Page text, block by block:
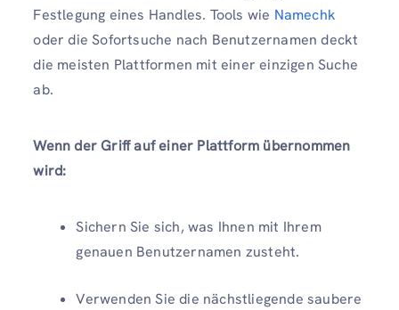
Festlegung eines Handles. Tools wie Namechk
oder die Sofortsuche nach Benutzernamen deckt
die meisten Plattformen mit einer einzigen Suche
ab.
Wenn der Griff auf einer Plattform übernommen
wird:
Sichern Sie sich, was Ihnen mit Ihrem
genauen Benutzernamen zusteht.
Verwenden Sie die nächstliegende saubere